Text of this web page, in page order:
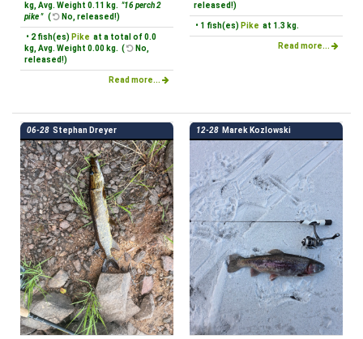
kg, Avg. Weight 0.11 kg. "16 perch 2
pike " ( No, released!)
• 2 fish(es) Pike at a total of 0.0
kg, Avg. Weight 0.00 kg. (
No,
released!)
Read more...
released!)
• 1 fish(es) Pike at 1.3 kg.
Read more...
06-28 Stephan Dreyer 12-28 Marek Kozlowski